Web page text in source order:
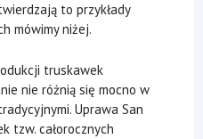
to przykłady
mówimy niżej.
truskawek
nie różnią się mocno w
Uprawa San
tzw. całorocznych